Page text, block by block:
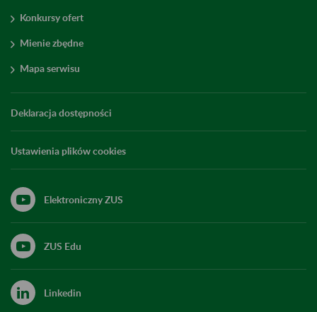
Konkursy ofert
Mienie zbędne
Mapa serwisu
Deklaracja dostępności
Ustawienia plików cookies
Elektroniczny ZUS
ZUS Edu
Linkedin